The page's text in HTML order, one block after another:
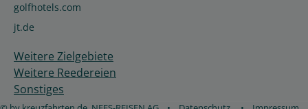
golfhotels.com
jt.de
Weitere Zielgebiete
Weitere Reedereien
Sonstiges